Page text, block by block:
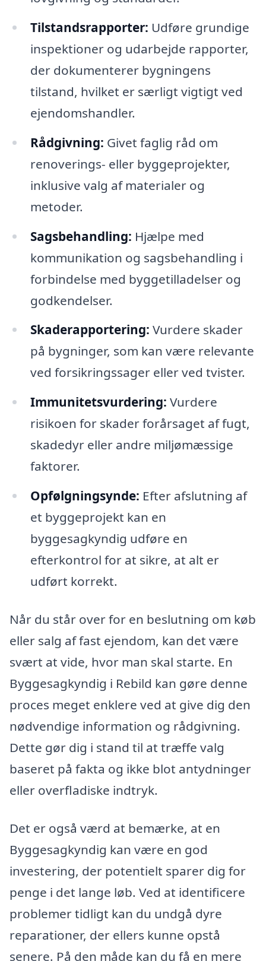
Tilstandsrapporter: Udføre grundige
inspektioner og udarbejde rapporter,
der dokumenterer bygningens
tilstand, hvilket er særligt vigtigt ved
ejendomshandler.
Rådgivning: Givet faglig råd om
renoverings- eller byggeprojekter,
inklusive valg af materialer og
metoder.
Sagsbehandling: Hjælpe med
kommunikation og sagsbehandling i
forbindelse med byggetilladelser og
godkendelser.
Skaderapportering: Vurdere skader
på bygninger, som kan være relevante
ved forsikringssager eller ved tvister.
Immunitetsvurdering: Vurdere
risikoen for skader forårsaget af fugt,
skadedyr eller andre miljømæssige
faktorer.
Opfølgningsynde: Efter afslutning af
et byggeprojekt kan en
byggesagkyndig udføre en
efterkontrol for at sikre, at alt er
udført korrekt.
Når du står over for en beslutning om køb
eller salg af fast ejendom, kan det være
svært at vide, hvor man skal starte. En
Byggesagkyndig i Rebild kan gøre denne
proces meget enklere ved at give dig den
nødvendige information og rådgivning.
Dette gør dig i stand til at træffe valg
baseret på fakta og ikke blot antydninger
eller overfladiske indtryk.
Det er også værd at bemærke, at en
Byggesagkyndig kan være en god
investering, der potentielt sparer dig for
penge i det lange løb. Ved at identificere
problemer tidligt kan du undgå dyre
reparationer, der ellers kunne opstå
senere. På den måde kan du få en mere